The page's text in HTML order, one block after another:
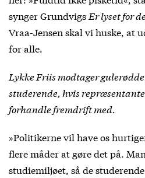
synger Grundvigs Er lyset for
Vraa-Jensen skal vi huske, at
for alle.
Lykke Friis modtager
studerende, hvis
forhandle fremdrift med.
»Politikerne vil have os
flere måder at gøre det på.
studiemiljøet, så de